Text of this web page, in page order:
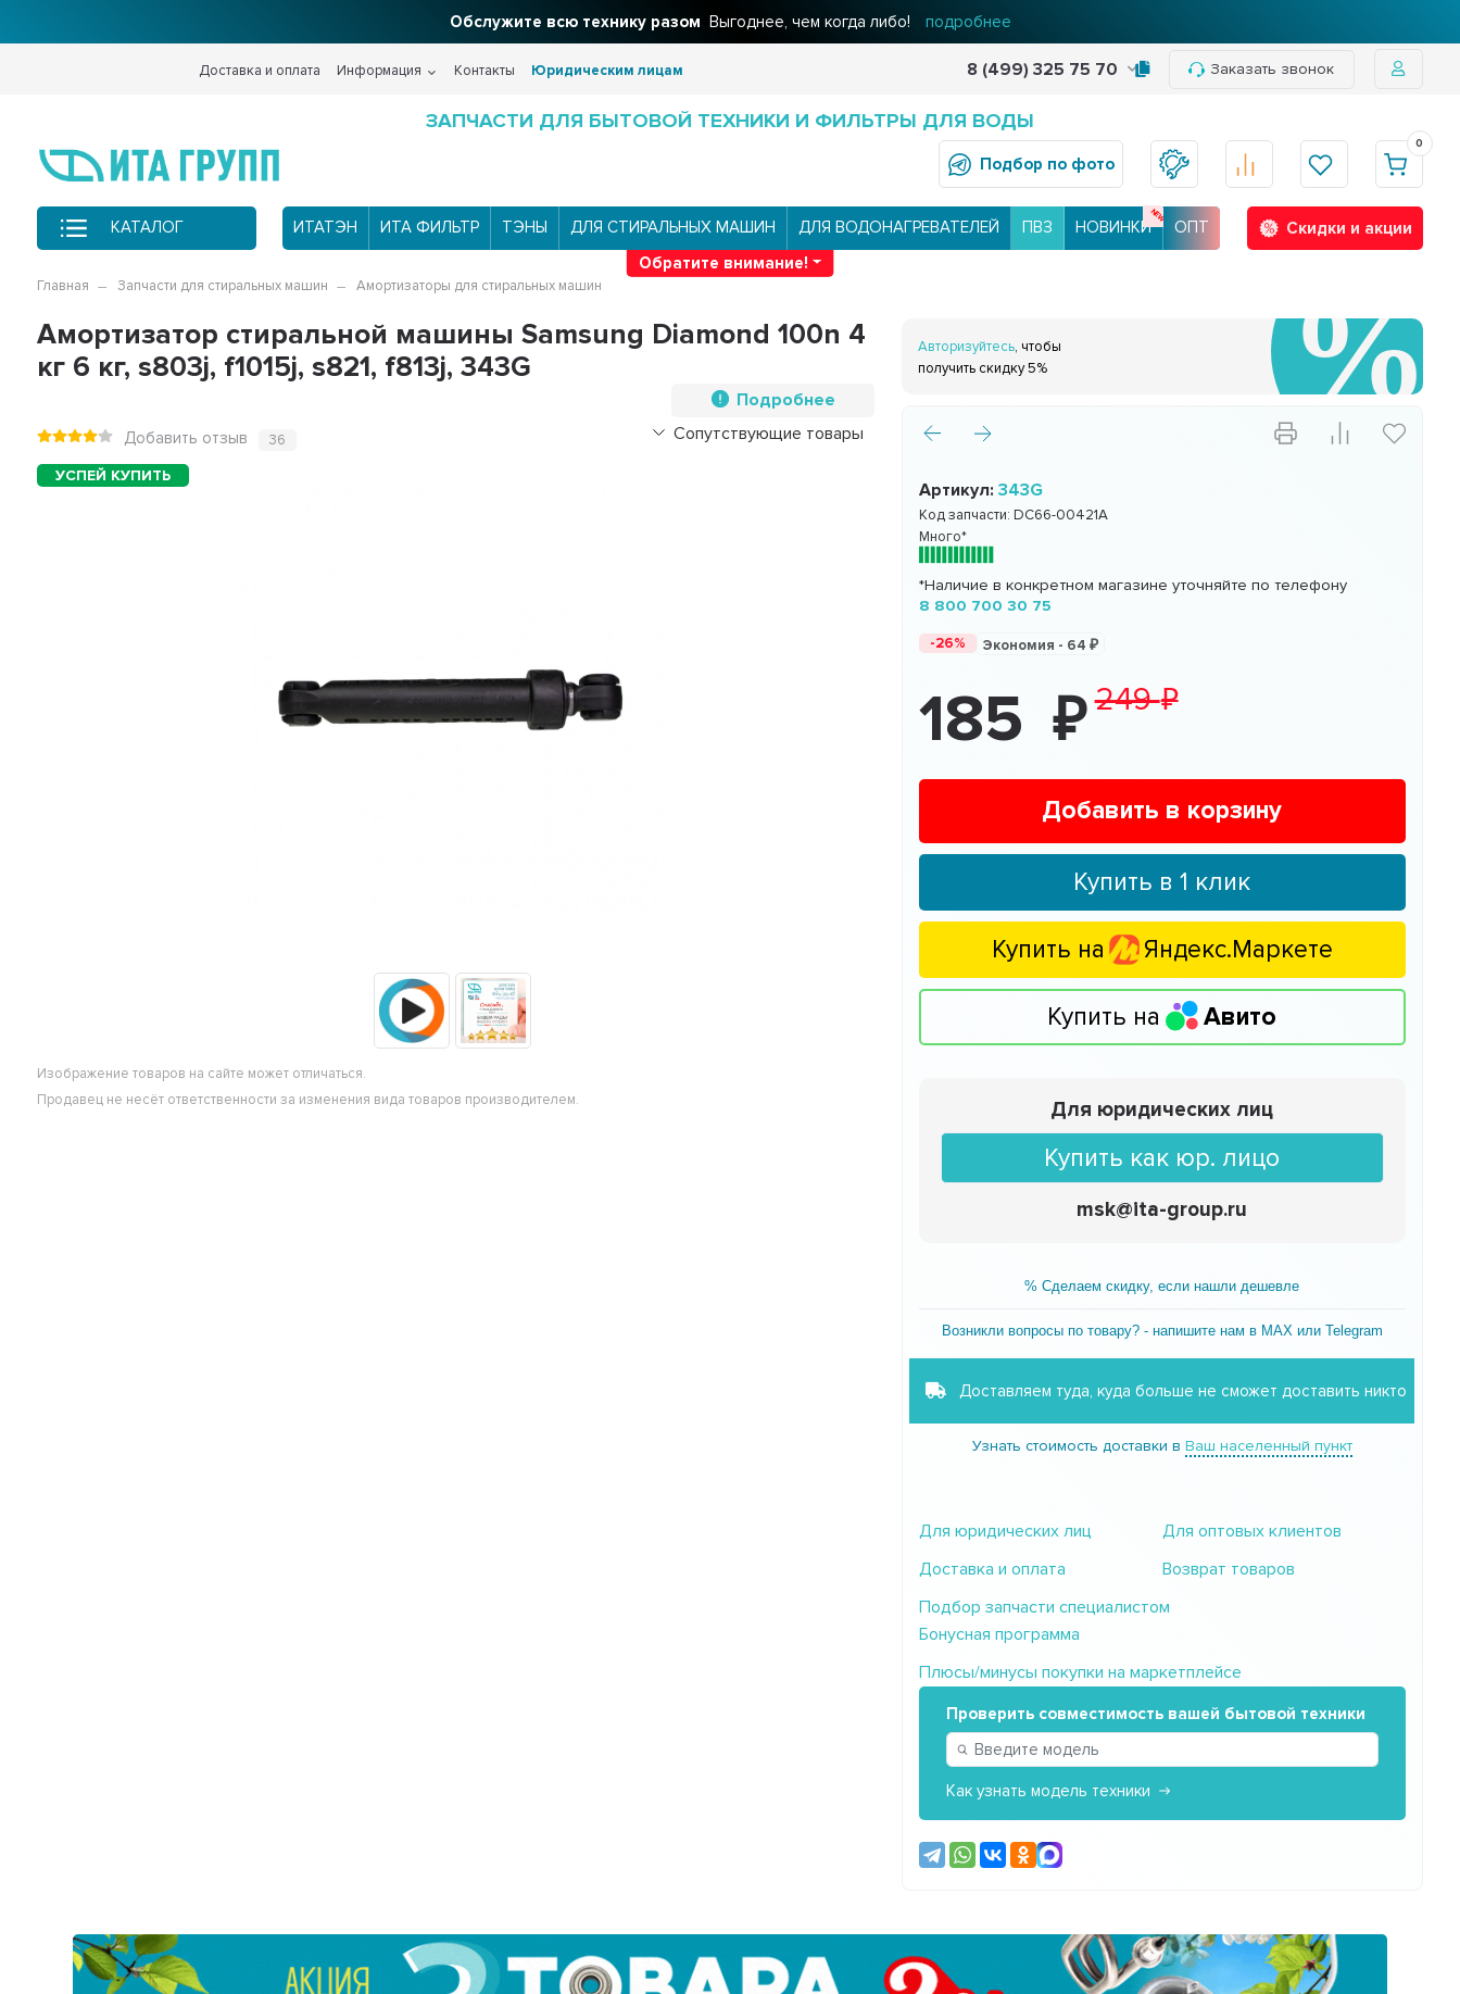
Обслужите всю технику разом Выгоднее, чем когда либо! подробнее
Доставка и оплата Информация Контакты Юридическим лицам 8 (499) 325 75 70 Заказать звонок
ЗАПЧАСТИ ДЛЯ БЫТОВОЙ ТЕХНИКИ И ФИЛЬТРЫ ДЛЯ ВОДЫ
Подбор по фото
0
КАТАЛОГ ИТАТЭН ИТА ФИЛЬТР ТЭНЫ ДЛЯ СТИРАЛЬНЫХ МАШИН ДЛЯ ВОДОНАГРЕВАТЕЛЕЙ ПВЗ НОВИНКИ ОПТ
Скидки и акции
Обратите внимание!
Главная Запчасти для стиральных машин Амортизаторы для стиральных машин
Амортизатор стиральной машины Samsung Diamond 100n 4
кг 6 кг, s803j, f1015j, s821, f813j, 343G
Подробнее
Сопутствующие товары
Добавить отзыв 36
Изображение товаров на сайте может отличаться.
Продавец не несёт ответственности за изменения вида товаров производителем.
Авторизуйтесь, чтобы
получить скидку 5%
Артикул: 343G
Код запчасти: DC66-00421A
Много*
*Наличие в конкретном магазине уточняйте по телефону
8 800 700 30 75
-26% Экономия - 64
185 249
Добавить в корзину
Купить в 1 клик
Купить на Яндекс.Маркете
Купить на Авито
Для юридических лиц
Купить как юр. лицо
msk@ita-group.ru
% Сделаем скидку, если нашли дешевле
Возникли вопросы по товару? - напишите нам в MAX или Telegram
Доставляем туда, куда больше не сможет доставить никто
Узнать стоимость доставки в Ваш населенный пункт
Для юридических лиц
Для оптовых клиентов
Доставка и оплата
Возврат товаров
Подбор запчасти специалистом
Бонусная программа
Плюсы/минусы покупки на маркетплейсе
Проверить совместимость вашей бытовой техники
Как узнать модель техники